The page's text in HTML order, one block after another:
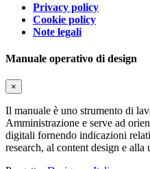
Privacy policy
Cookie policy
Note legali
Manuale operativo di design
×
Il manuale è uno strumento di
Amministrazione e serve ad
digitali fornendo indicazioni
research, al content design e alla